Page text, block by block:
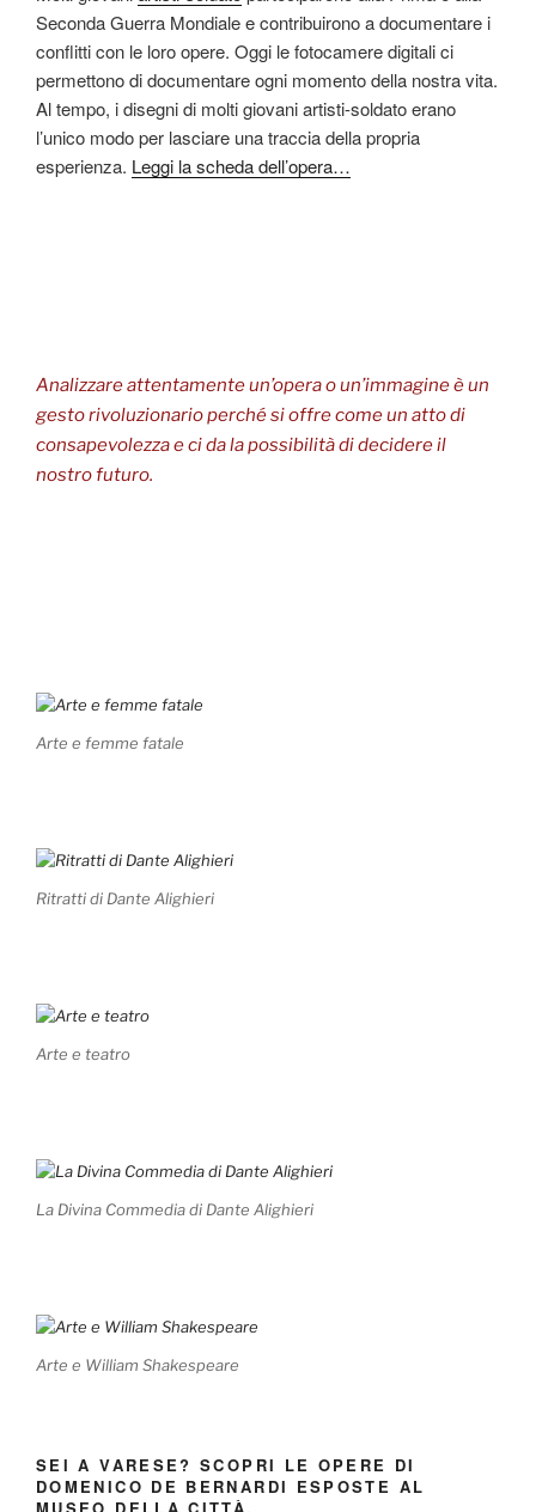
Seconda Guerra Mondiale e contribuirono a documentare i
conflitti con le loro opere. Oggi le fotocamere digitali ci
permettono di documentare ogni momento della nostra vita.
Al tempo, i disegni di molti giovani artisti-soldato erano
l’unico modo per lasciare una traccia della propria
esperienza. Leggi la scheda dell’opera…
Analizzare attentamente un’opera o un’immagine è un
gesto rivoluzionario perché si offre come un atto di
consapevolezza e ci da la possibilità di decidere il
nostro futuro.
Arte e femme fatale
Ritratti di Dante Alighieri
Arte e teatro
La Divina Commedia di Dante Alighieri
Arte e William Shakespeare
SEI A VARESE? SCOPRI LE OPERE DI
DOMENICO DE BERNARDI ESPOSTE AL